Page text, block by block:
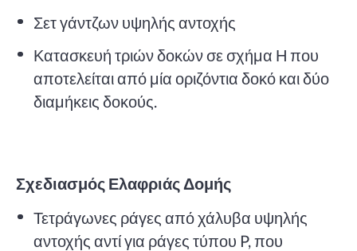
Σετ γάντζων υψηλής αντοχής
Κατασκευή τριών δοκών σε σχήμα Η που
αποτελείται από μία οριζόντια δοκό και δύο
διαμήκεις δοκούς.
Σχεδιασμός Ελαφριάς Δομής
Τετράγωνες ράγες από χάλυβα υψηλής
αντοχής αντί για ράγες τύπου P, που